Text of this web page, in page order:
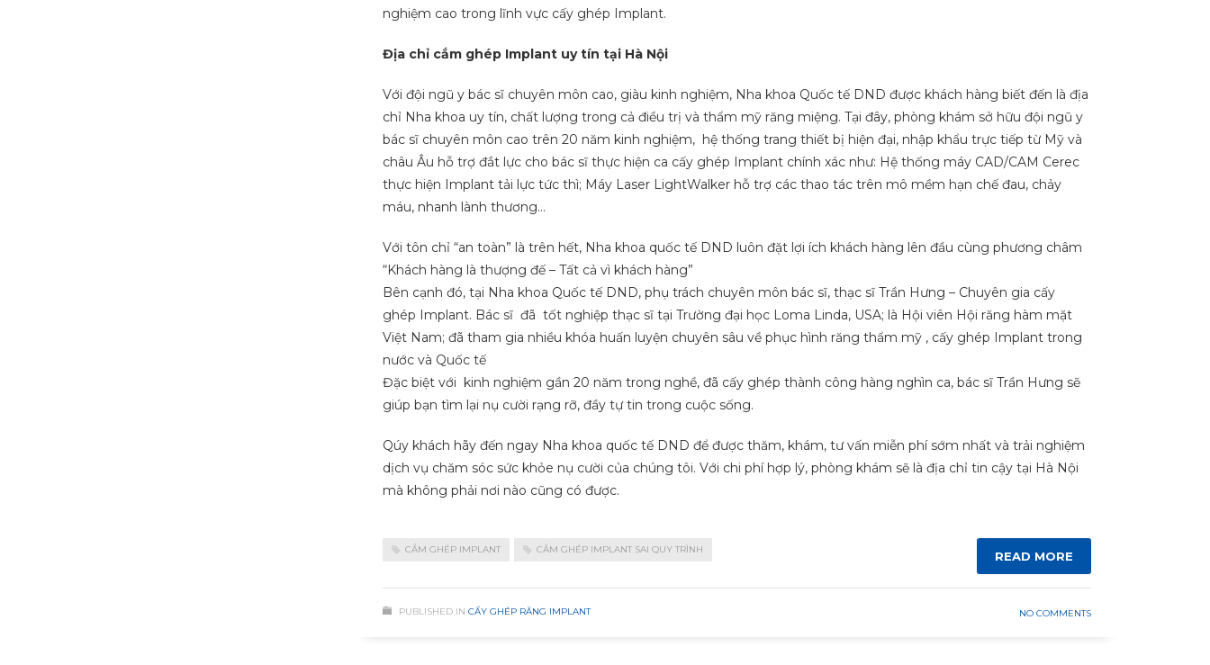
nghiệm cao trong lĩnh vực cấy ghép Implant.
Địa chỉ cắm ghép Implant uy tín tại Hà Nội
Với đội ngũ y bác sĩ chuyên môn cao, giàu kinh nghiệm, Nha khoa Quốc tế DND được khách hàng biết đến là địa
chỉ Nha khoa uy tín, chất lượng trong cả điều trị và thẩm mỹ răng miệng. Tại đây, phòng khám sở hữu đội ngũ y
bác sĩ chuyên môn cao trên 20 năm kinh nghiệm, hệ thống trang thiết bị hiện đại, nhập khẩu trực tiếp từ Mỹ và
châu Âu hỗ trợ đắt lực cho bác sĩ thực hiện ca cấy ghép Implant chính xác như: Hệ thống máy CAD/CAM Cerec
thực hiện Implant tải lực tức thì; Máy Laser LightWalker hỗ trợ các thao tác trên mô mềm hạn chế đau, chảy
máu, nhanh lành thương…
Với tôn chỉ “an toàn” là trên hết, Nha khoa quốc tế DND luôn đặt lợi ích khách hàng lên đầu cùng phương châm
“Khách hàng là thượng đế – Tất cả vì khách hàng”
Bên cạnh đó, tại Nha khoa Quốc tế DND, phụ trách chuyên môn bác sĩ, thạc sĩ Trần Hưng – Chuyên gia cấy
ghép Implant. Bác sĩ đã tốt nghiệp thạc sĩ tại Trường đại học Loma Linda, USA; là Hội viên Hội răng hàm mặt
Việt Nam; đã tham gia nhiều khóa huấn luyện chuyên sâu về phục hình răng thẩm mỹ , cấy ghép Implant trong
nước và Quốc tế
Đặc biệt với kinh nghiệm gần 20 năm trong nghề, đã cấy ghép thành công hàng nghìn ca, bác sĩ Trần Hưng sẽ
giúp bạn tìm lại nụ cười rạng rỡ, đầy tự tin trong cuộc sống.
Qúy khách hãy đến ngay Nha khoa quốc tế DND để được thăm, khám, tư vấn miễn phí sớm nhất và trải nghiệm
dịch vụ chăm sóc sức khỏe nụ cười của chúng tôi. Với chi phí hợp lý, phòng khám sẽ là địa chỉ tin cậy tại Hà Nội
mà không phải nơi nào cũng có được.
CẮM GHÉP IMPLANT CẮM GHÉP IMPLANT SAI QUY TRÌNH READ MORE
PUBLISHED IN CẤY GHÉP RĂNG IMPLANT NO COMMENTS